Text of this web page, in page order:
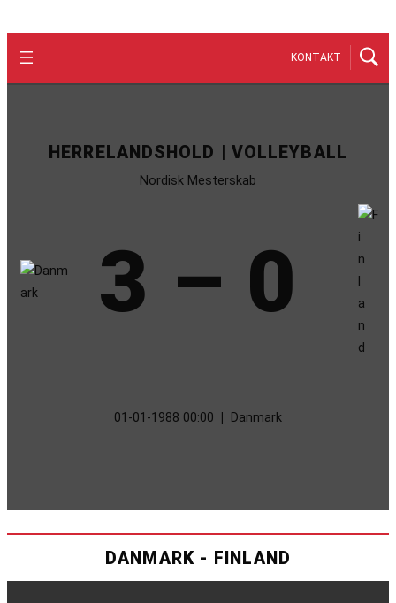
KONTAKT
HERRELANDSHOLD | VOLLEYBALL
Nordisk Mesterskab
3 – 0
01-01-1988 00:00 Danmark
DANMARK - FINLAND